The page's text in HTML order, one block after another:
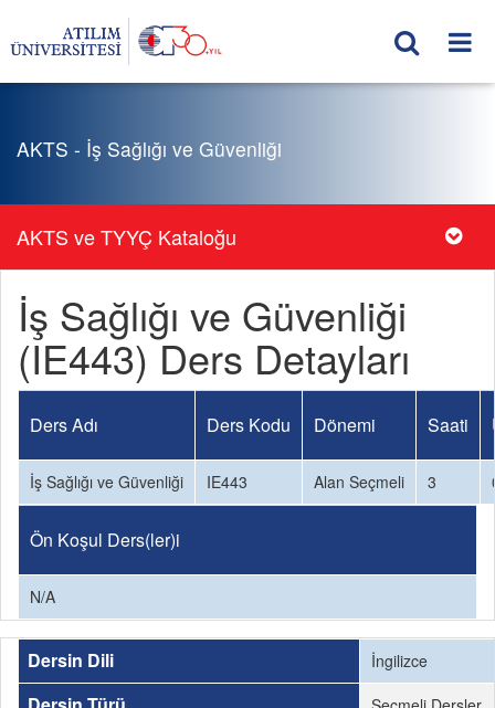
AKTS - İş Sağlığı ve Güvenliği
AKTS ve TYYÇ Kataloğu
İş Sağlığı ve Güvenliği
(IE443) Ders Detayları
Ders Adı Ders Kodu Dönemi Saati
İş Sağlığı ve Güvenliği IE443 Alan Seçmeli 3
Ön Koşul Ders(ler)i
N/A
Dersin Dili İngilizce